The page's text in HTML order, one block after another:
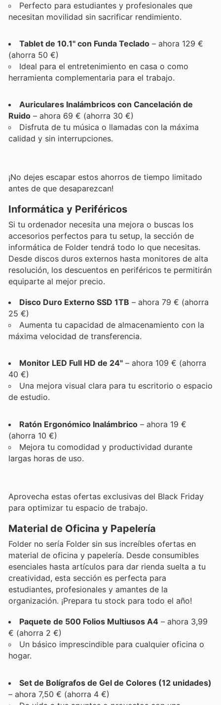
Perfecto para estudiantes y profesionales que
necesitan movilidad sin sacrificar rendimiento.
Tablet de 10.1" con Funda Teclado – ahora 129 €
(ahorra 50 €)
Ideal para el entretenimiento en casa o como
herramienta complementaria para el trabajo.
Auriculares Inalámbricos con Cancelación de
Ruido – ahora 69 € (ahorra 30 €)
Disfruta de tu música o llamadas con la máxima
calidad y sin interrupciones.
¡No dejes escapar estos ahorros de tiempo limitado
antes de que desaparezcan!
Informática y Periféricos
Si tu ordenador necesita una mejora o buscas los
accesorios perfectos para tu setup, la sección de
informática de Folder tendrá todo lo que necesitas.
Desde discos duros externos hasta monitores de alta
resolución, los descuentos en periféricos te permitirán
equiparte al mejor precio.
Disco Duro Externo SSD 1TB – ahora 79 € (ahorra
25 €)
Aumenta tu capacidad de almacenamiento con la
máxima velocidad de transferencia.
Monitor LED Full HD de 24" – ahora 109 € (ahorra
40 €)
Una mejora visual clara para tu escritorio o espacio
de estudio.
Ratón Ergonómico Inalámbrico – ahora 19 €
(ahorra 10 €)
Mejora tu comodidad y productividad durante
largas horas de uso.
Aprovecha estas ofertas exclusivas del Black Friday
para optimizar tu espacio de trabajo.
Material de Oficina y Papelería
Folder no sería Folder sin sus increíbles ofertas en
material de oficina y papelería. Desde consumibles
esenciales hasta artículos para dar rienda suelta a tu
creatividad, esta sección es perfecta para
estudiantes, profesionales y amantes de la
organización. ¡Prepara tu stock para todo el año!
Paquete de 500 Folios Multiusos A4 – ahora 3,99
€ (ahorra 2 €)
Un básico imprescindible para cualquier oficina o
hogar.
Set de Bolígrafos de Gel de Colores (12 unidades)
– ahora 7,50 € (ahorra 4 €)